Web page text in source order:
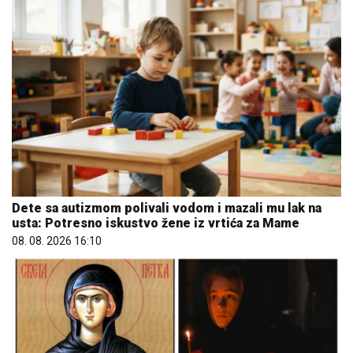
Dete sa autizmom polivali vodom i mazali mu lak na
usta: Potresno iskustvo žene iz vrtića za Mame
08. 08. 2026 16:10